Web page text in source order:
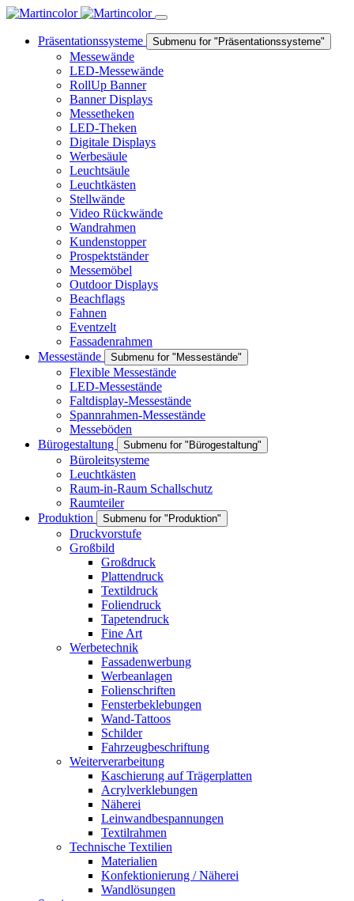
Präsentationssysteme Submenu for "Präsentationssysteme"
Messewände
LED-Messewände
RollUp Banner
Banner Displays
Messetheken
LED-Theken
Digitale Displays
Werbesäule
Leuchtsäule
Leuchtkästen
Stellwände
Video Rückwände
Wandrahmen
Kundenstopper
Prospektständer
Messemöbel
Outdoor Displays
Beachflags
Fahnen
Eventzelt
Fassadenrahmen
Messestände
Submenu for "Messestände"
Flexible Messestände
LED-Messestände
Faltdisplay-Messestände
Spannrahmen-Messestände
Messeböden
Bürogestaltung
Submenu for "Bürogestaltung"
Büroleitsysteme
Leuchtkästen
Raum-in-Raum Schallschutz
Raumteiler
Produktion
Submenu for "Produktion"
Druckvorstufe
Großbild
Großdruck
Plattendruck
Textildruck
Foliendruck
Tapetendruck
Fine Art
Werbetechnik
Fassadenwerbung
Werbeanlagen
Folienschriften
Fensterbeklebungen
Wand-Tattoos
Schilder
Fahrzeugbeschriftung
Weiterverarbeitung
Kaschierung auf Trägerplatten
Acrylverklebungen
Näherei
Leinwandbespannungen
Textilrahmen
Technische Textilien
Materialien
Konfektionierung / Näherei
Wandlösungen